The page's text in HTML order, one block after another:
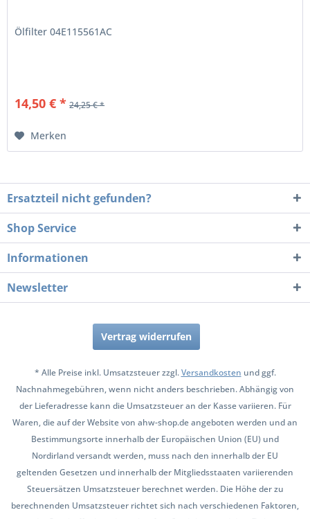
Ölfilter 04E115561AC
14,50 € * 24,25 € *
Merken
Ersatzteil nicht gefunden?
Shop Service
Informationen
Newsletter
Vertrag widerrufen
* Alle Preise inkl. Umsatzsteuer zzgl.Versandkosten und ggf.
Nachnahmegebühren, wenn nicht anders beschrieben. Abhängig von
der Lieferadresse kann die Umsatzsteuer an der Kasse variieren. Für
Waren, die auf der Website von ahw-shop.de angeboten werden und an
Bestimmungsorte innerhalb der Europäischen Union (EU) und
Nordirland versandt werden, muss nach den innerhalb der EU
geltenden Gesetzen und innerhalb der Mitgliedsstaaten variierenden
Steuersätzen Umsatzsteuer berechnet werden. Die Höhe der zu
berechnenden Umsatzsteuer richtet sich nach verschiedenen Faktoren,